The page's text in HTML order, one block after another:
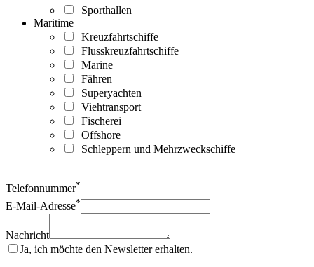
Sporthallen
Maritime
Kreuzfahrtschiffe
Flusskreuzfahrtschiffe
Marine
Fähren
Superyachten
Viehtransport
Fischerei
Offshore
Schleppern und Mehrzweckschiffe
Telefonnummer*
E-Mail-Adresse*
Nachricht
Ja, ich möchte den Newsletter erhalten.